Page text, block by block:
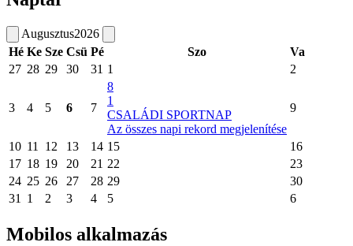
Augusztus2026
Hé Ke Sze Csü Pé Szo
Va
27 28 29 30 31 1 2
3 4 5 6 7
8
1
CSALÁDI SPORTNAP
Az összes napi rekord megjelenítése
9
10 11 12 13 14 15
16
17 18 19 20 21 22
23
24 25 26 27 28 29
30
31
1 2 3 4 5 6
Mobilos alkalmazás